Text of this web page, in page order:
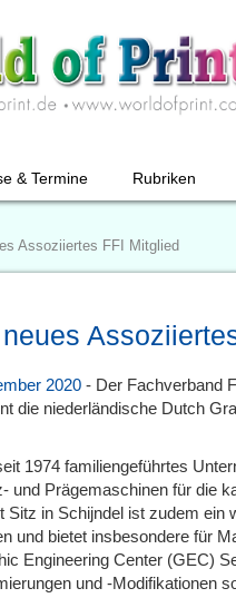
& Termine Rubriken
Assoziiertes FFI Mitglied
2020 - Der Fachverband
die niederländische Dutch
1974 familiengeführtes
und Prägemaschinen für die
Sitz in Schijndel ist zudem ein
und bietet insbesondere für
Engineering Center (GEC)
und -Modifikationen